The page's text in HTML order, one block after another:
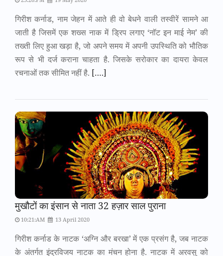
गिरीश कर्नाड, नाम जेहन में आते ही वो बेधने वाली तस्वीरें सामने आ
जाती है जिसमें एक शख्स नाक में ड्रिप लगाए ‘नॉट इन माई नेम’ की
तख्ती लिए हुआ खड़ा है, जो अपने समय में अपनी उपस्थिति को भौतिक
रूप से भी दर्ज कराना चाहता है. जिसके सरोकार का दायरा केवल
रचनाओं तक सीमित नहीं है. [….]
मुखौटों का इंसान से नाता 32 हज़ार साल पुराना
10:21:AM 13 April 2020
गिरीश कर्नाड के नाटक ‘अग्नि और बरखा’ में एक प्रसंग है, जब नाटक
के अंतर्गत इंद्रविजय नाटक का मंचन होना है. नाटक में अरवसु को